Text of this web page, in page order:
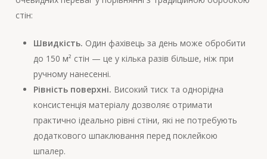
стін:
Швидкість. Один фахівець за день може обробити
до 150 м² стін — це у кілька разів більше, ніж при
ручному нанесенні.
Рівність поверхні. Високий тиск та однорідна
консистенція матеріалу дозволяє отримати
практично ідеально рівні стіни, які не потребують
додаткового шпаклювання перед поклейкою
шпалер.